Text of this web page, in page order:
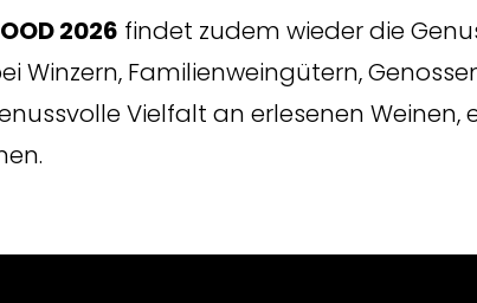
2026 findet zudem wieder die
Winzern, Familienweingütern,
Vielfalt an erlesenen Weinen,